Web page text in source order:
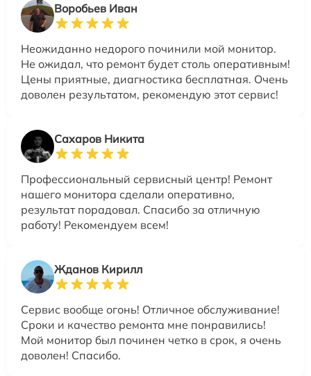
Воробьев Иван
Неожиданно недорого починили мой монитор.
Не ожидал, что ремонт будет столь оперативным!
Цены приятные, диагностика бесплатная. Очень
доволен результатом, рекомендую этот сервис!
Сахаров Никита
Профессиональный сервисный центр! Ремонт
нашего монитора сделали оперативно,
результат порадовал. Спасибо за отличную
работу! Рекомендуем всем!
Жданов Кирилл
Сервис вообще огонь! Отличное обслуживание!
Сроки и качество ремонта мне понравились!
Мой монитор был починен четко в срок, я очень
доволен! Спасибо.